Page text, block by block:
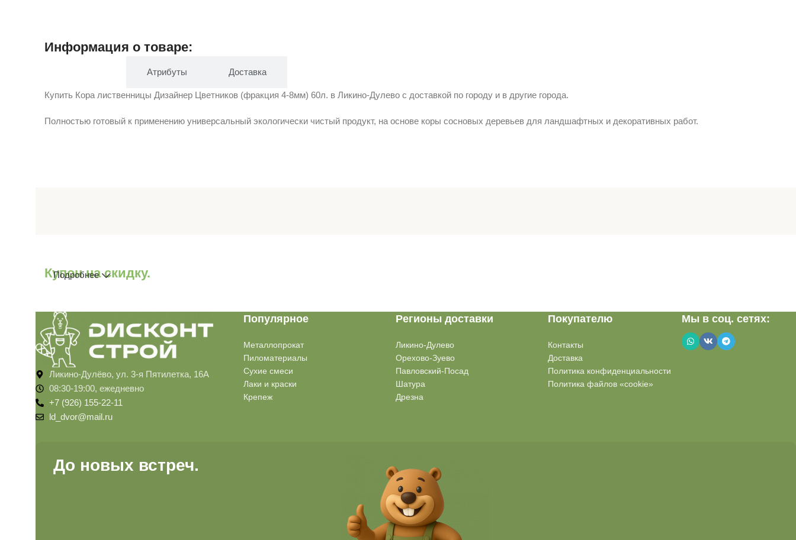
Информация о товаре:
Атрибуты Доставка
Купить Кора лиственницы Дизайнер Цветников (фракция 4-8мм) 60л. в Ликино-Дулево с доставкой по городу и в другие города.
Полностью готовый к применению универсальный экологически чистый продукт, на основе коры сосновых деревьев для ландшафтных и декоративных работ.
Купон на скидку.
Подробнее
Ликино-Дулёво, ул. 3-я Пятилетка, 16А
08:30-19:00, ежедневно
+7 (926) 155-22-11
ld_dvor@mail.ru
Популярное
Металлопрокат
Пиломатериалы
Сухие смеси
Лаки и краски
Крепеж
Регионы доставки
Ликино-Дулево
Орехово-Зуево
Павловский-Посад
Шатура
Дрезна
Покупателю
Контакты
Доставка
Политика конфиденциальности
Политика файлов «cookie»
Мы в соц. сетях:
До новых встреч.